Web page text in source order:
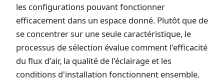
les configurations pouvant fonctionner
efficacement dans un espace donné. Plutôt que de
se concentrer sur une seule caractéristique, le
processus de sélection évalue comment l'efficacité
du flux d'air, la qualité de l'éclairage et les
conditions d'installation fonctionnent ensemble.